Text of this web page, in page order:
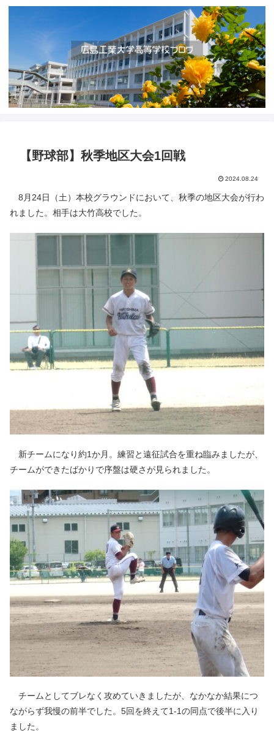
【野球部】秋季地区大会1回戦
2024.08.24
8月24日（土）本校グラウンドにおいて、秋季の地区大会が行わ
れました。相手は大竹高校でした。
新チームになり約1か月。練習と遠征試合を重ね臨みましたが、
チームができたばかりで序盤は硬さが見られました。
チームとしてブレなく攻めていきましたが、なかなか結果につ
ながらず我慢の前半でした。5回を終えて1-1の同点で後半に入り
ました。